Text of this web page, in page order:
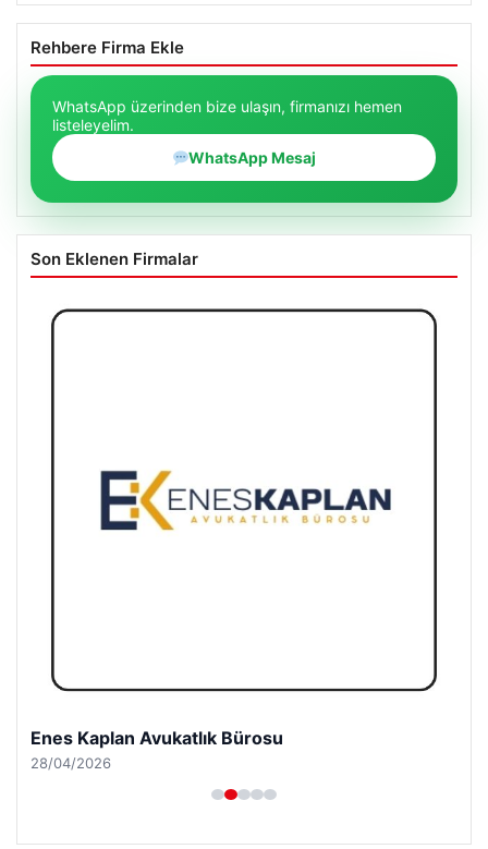
Rehbere Firma Ekle
WhatsApp üzerinden bize ulaşın, firmanızı hemen
listeleyelim.
WhatsApp Mesaj
Son Eklenen Firmalar
Enes Kaplan Avukatlık Bürosu
28/04/2026